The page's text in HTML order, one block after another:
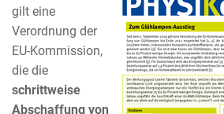
gilt eine
Verordnung der
EU-Kommission,
die die
schrittweise
Abschaffung von